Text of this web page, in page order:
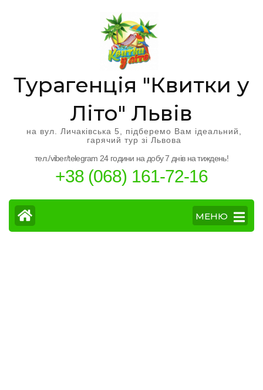
Турагенція "Квитки у
Літо" Львів
на вул. Личаківська 5, підберемо Вам ідеальний,
гарячий тур зі Львова
тел./viber/telegram 24 години на добу 7 днів на тиждень!
+38 (068) 161-72-16
МЕНЮ